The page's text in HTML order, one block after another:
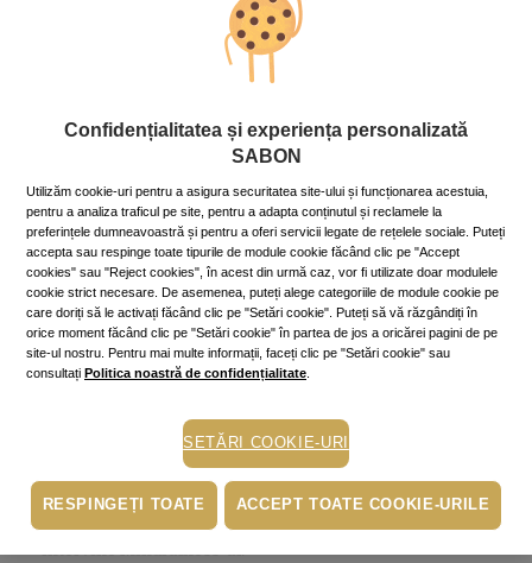
Stil de viaţă
mintea și sufletul
~10 min.
Nu este ușor să fii în echilibru, să ai pace în gânduri și
trăiri, să fii prezent aici și acum, fără să fii copleșit de
resentimente sau anxietăți legate de viitor. Și-atunci
intervine Mindfulness-ul!
Confidențialitatea și experiența personalizată
SABON
Utilizăm cookie-uri pentru a asigura securitatea site-ului și funcționarea acestuia,
pentru a analiza traficul pe site, pentru a adapta conținutul și reclamele la
preferințele dumneavoastră și pentru a oferi servicii legate de rețelele sociale. Puteți
accepta sau respinge toate tipurile de module cookie făcând clic pe "Accept
cookies" sau "Reject cookies", în acest din urmă caz, vor fi utilizate doar modulele
cookie strict necesare. De asemenea, puteți alege categoriile de module cookie pe
care doriți să le activați făcând clic pe "Setări cookie". Puteți să vă răzgândiți în
orice moment făcând clic pe "Setări cookie" în partea de jos a oricărei pagini de pe
site-ul nostru. Pentru mai multe informații, faceți clic pe "Setări cookie" sau
consultați Politica noastră de confidențialitate
SETĂRI COOKIE-URI
RESPINGEȚI TOATE ACCEPT TOATE COOKIE-URILE